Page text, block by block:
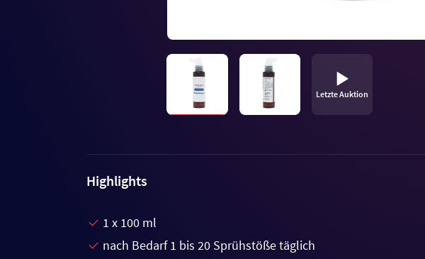
Letzte Auktion
Highlights
1 x 100 ml
nach Bedarf 1 bis 20 Sprühstöße täglich